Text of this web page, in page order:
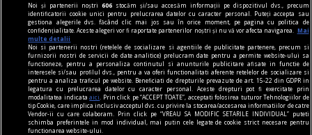
Noi și partenerii noștri606 stocăm și/sau accesăm informații pe dispozitivul dvs., precum
identificatorii cookie unici pentru prelucrarea datelor cu caracter personal. Puteți accepta sau
gestiona alegerile dvs. făcând clic mai jos sau în orice moment, pe pagina cu politica de
confidențialitate. Aceste alegeri vor fi raportate partenerilor noștri și nu vă vor afecta navigarea.
Mai
multe detalii
Noi si partenerii nostri (retelele de socializare si agentiile de publicitate partenere, precum si
furnizorii nostri de servicii de date analitice) prelucram date pentru a permite website-ului sa
functioneze, pentru a personaliza continutul si anunturile publicitare afisate in functie de
interesele si/sau profilul dvs., pentru a va oferi functionalitati aferente retelelor de socializare si
pentru a analiza traficul pe website. Beneficiati de drepturile prevazute de art. 15-22 din GDPR in
legatura cu prelucrarea datelor cu caracter personal. Aceste drepturi pot fi exercitate prin
modalitatea indicataaici
. Prin click pe “ACCEPT TOATE”, acceptati folosirea tuturor Tehnologiilor de
tip Cookie, care implica inclusiv acceptul dvs. cu privire la stocarea/accesarea informatiilor de catre
Vendor-ii cu care colaboram. Prin click pe “VREAU SA MODIFIC SETARILE INDIVIDUAL” puteti
schimba preferintele in mod individual, mai putin cele legate de cookie strict necesare pentru
functionarea website-ului.